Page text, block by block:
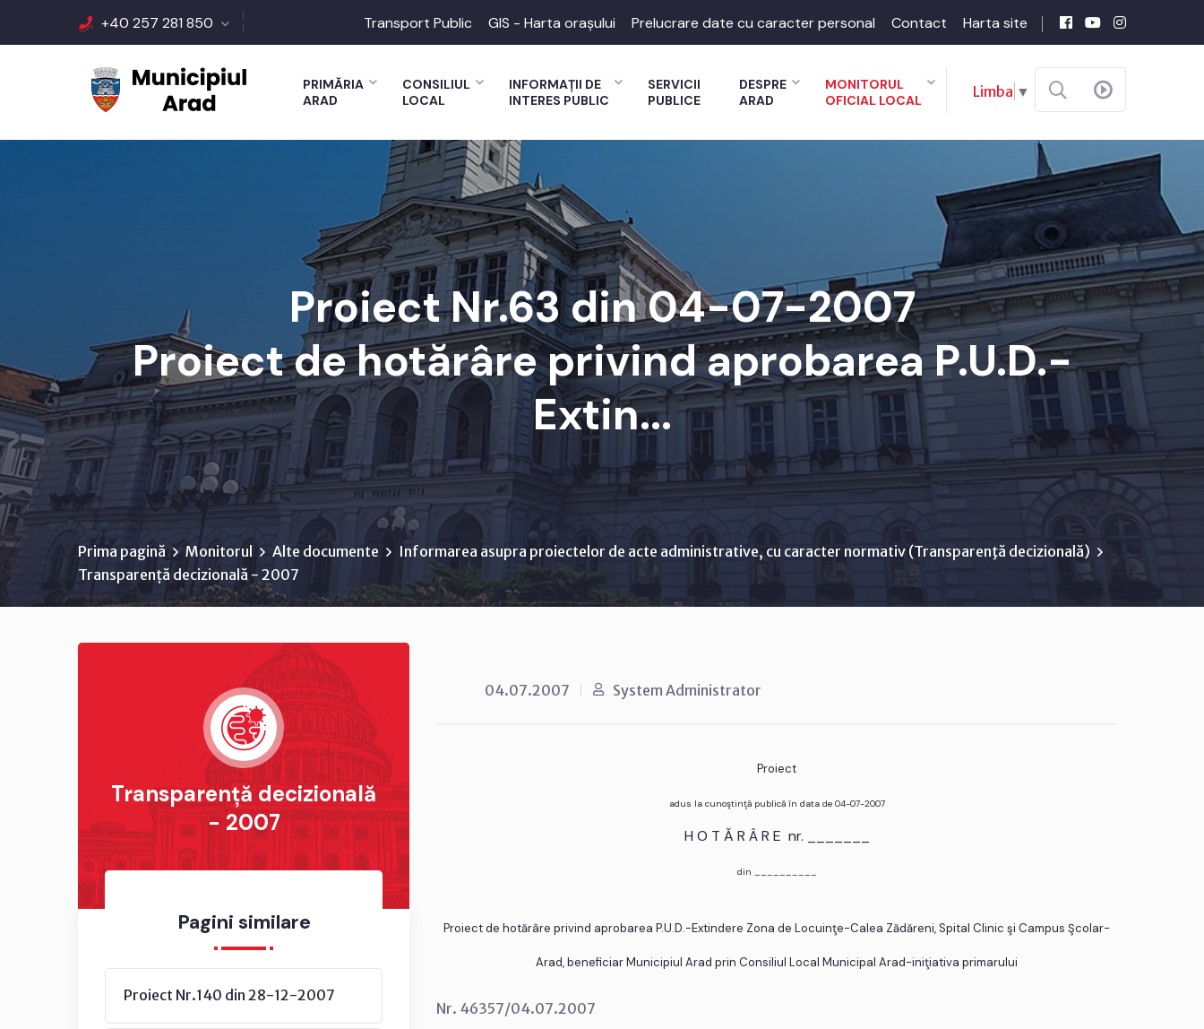
+40 257 281 850 Transport Public GIS - Harta orașului Prelucrare date cu caracter personal Contact Harta site
PRIMĂRIA
ARAD
CONSILIUL
LOCAL
INFORMAȚII DE
INTERES PUBLIC
SERVICII
PUBLICE
DESPRE
ARAD
MONITORUL
OFICIAL LOCAL
Limba ▼
Proiect Nr.63 din 04-07-2007
Proiect de hotărâre privind aprobarea P.U.D.-
Extin...
Prima pagină Monitorul Alte documente
Informarea asupra proiectelor de acte administrative, cu caracter normativ (Transparenţă decizională)
Transparență decizională - 2007
Transparență decizională
- 2007
Pagini similare
Proiect Nr.140 din 28-12-2007
04.07.2007 System Administrator
Proiect
adus la cunoştinţă publică în data de 04-07-2007
H O T Ă R Â R E nr. _______
din __________
Proiect de hotărâre privind aprobarea P.U.D.-Extindere Zona de Locuinţe-Calea Zădăreni, Spital Clinic şi Campus Şcolar-
Arad, beneficiar Municipiul Arad prin Consiliul Local Municipal Arad-iniţiativa primarului
Nr. 46357/04.07.2007